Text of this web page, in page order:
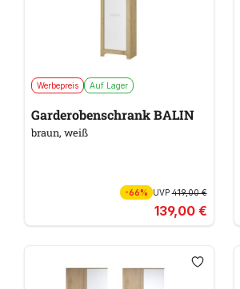
Werbepreis Auf Lager
Garderobenschrank BALIN
braun, weiß
-66% UVP419,00 €
139,00 €